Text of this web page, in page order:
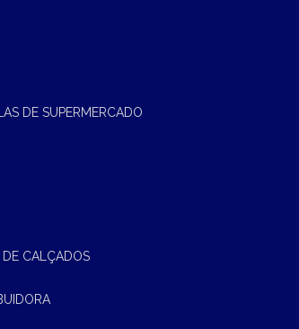
DE SUPERMERCADO
DE CALÇADOS